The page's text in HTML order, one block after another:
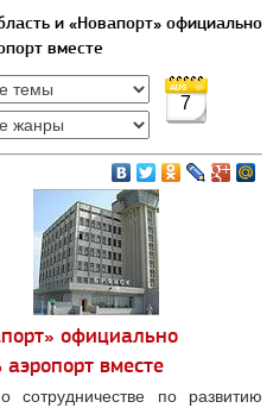
и «Новапорт» официально
вместе
7
официально
вместе
сотрудничестве по развитию